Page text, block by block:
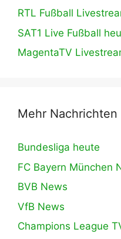
RTL Fußball
SAT1 Live Fußball
MagentaTV
Mehr Nachrichten
Bundesliga heute
FC Bayern München
BVB News
VfB News
Champions League